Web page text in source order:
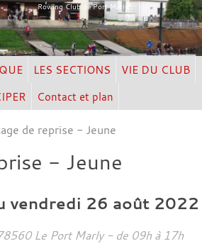
Rowing Club de Port Marly
LES SECTIONS
VIE DU CLUB
Contact et plan
de reprise - Jeune
- Jeune
vendredi 26 août 2022
Le Port Marly - de 09h à 17h
cookies